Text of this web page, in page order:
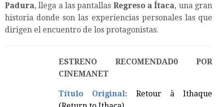
Padura, llega a las pantallas Regreso a Ítaca, una gran
historia donde son las experiencias personales las que
dirigen el encuentro de los protagonistas.
ESTRENO RECOMENDAD0 POR
CINEMANET
Título Original: Retour à Ithaque